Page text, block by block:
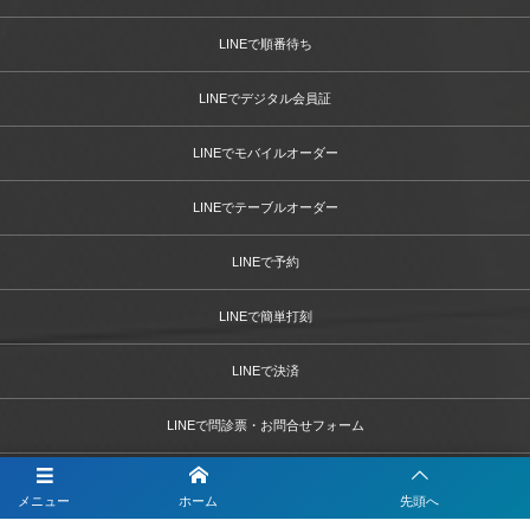
メニュー ホーム 先頭へ
LINEで順番待ち
LINEでデジタル会員証
LINEでモバイルオーダー
LINEでテーブルオーダー
LINEで予約
LINEで簡単打刻
LINEで決済
LINEで問診票・お問合せフォーム
LINEを活用した採用活動